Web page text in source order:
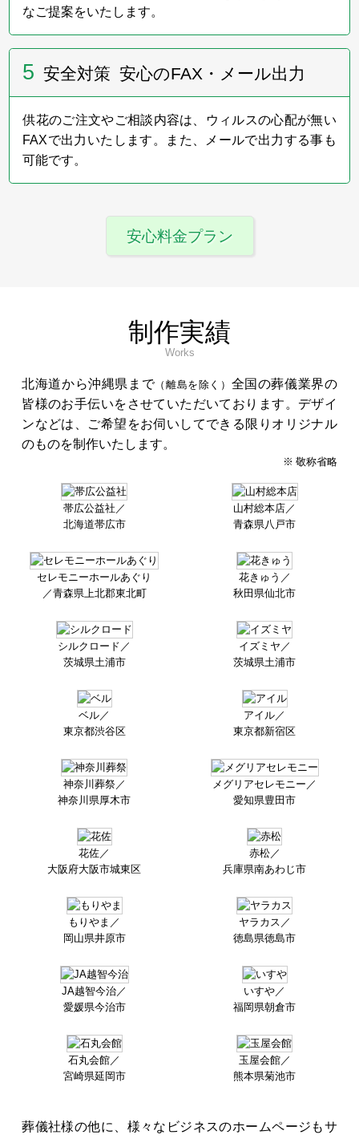
なご提案をいたします。
5 安全対策 安心のFAX・メール出力
供花のご注文やご相談内容は、ウィルスの心配が無い
FAXで出力いたします。また、メールで出力する事も
可能です。
安心料金プラン
制作実績
Works
北海道から沖縄県まで（離島を除く） 全国の葬儀業界の
皆様のお手伝いをさせていただいております。デザイ
ンなどは、ご希望をお伺いしてできる限りオリジナル
のものを制作いたします。
※ 敬称省略
帯広公益社／
北海道帯広市
山村総本店／
青森県八戸市
セレモニーホールあぐり
／青森県上北郡東北町
花きゅう／
秋田県仙北市
シルクロード／
茨城県土浦市
イズミヤ／
茨城県土浦市
ベル／
東京都渋谷区
アイル／
東京都新宿区
神奈川葬祭／
神奈川県厚木市
メグリアセレモニー／
愛知県豊田市
花佐／
大阪府大阪市城東区
赤松／
兵庫県南あわじ市
もりやま／
岡山県井原市
ヤラカス／
徳島県徳島市
JA越智今治／
愛媛県今治市
いすや／
福岡県朝倉市
石丸会館／
宮崎県延岡市
玉屋会館／
熊本県菊池市
葬儀社様の他に、様々なビジネスのホームページもサ